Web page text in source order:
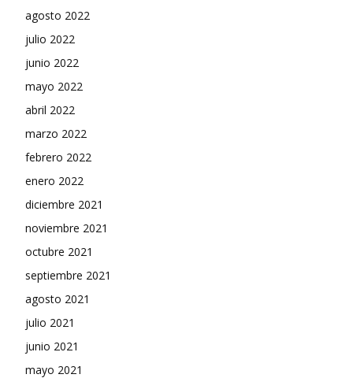
agosto 2022
julio 2022
junio 2022
mayo 2022
abril 2022
marzo 2022
febrero 2022
enero 2022
diciembre 2021
noviembre 2021
octubre 2021
septiembre 2021
agosto 2021
julio 2021
junio 2021
mayo 2021